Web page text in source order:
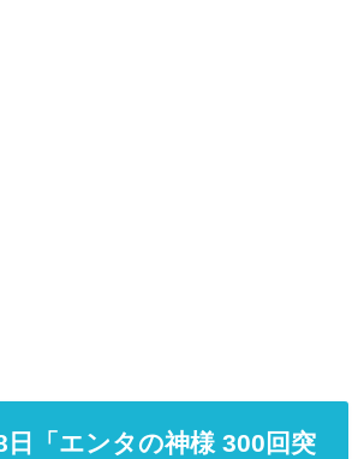
日「エンタの神様 300回突